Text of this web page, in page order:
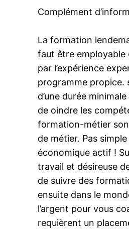
Complément
La formation
faut être employable
par l’expérience
programme propice.
d’une durée
de oindre les
formation-métier
de métier. Pas
économique actif !
travail et désireuse
de suivre des
ensuite dans le
l’argent pour vous
requièrent un